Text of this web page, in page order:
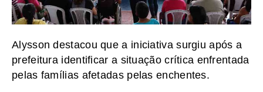
Alysson destacou que a iniciativa surgiu após a
prefeitura identificar a situação crítica enfrentada
pelas famílias afetadas pelas enchentes.